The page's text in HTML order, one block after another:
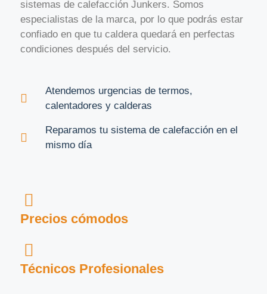
sistemas de calefacción Junkers. Somos
especialistas de la marca, por lo que podrás estar
confiado en que tu caldera quedará en perfectas
condiciones después del servicio.
Atendemos urgencias de termos,
calentadores y calderas
Reparamos tu sistema de calefacción en el
mismo día
Precios cómodos
Técnicos Profesionales